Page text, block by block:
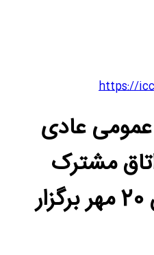
https://
عادی
مشترک
ایران و افغانستان 20 مهر برگزار